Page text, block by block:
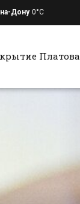
Дону 0°C
Платова
Все